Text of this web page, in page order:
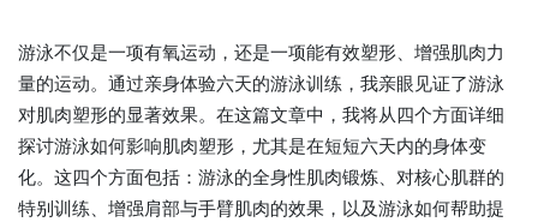
游泳不仅是一项有氧运动，还是一项能有效塑形、增强肌肉力
量的运动。通过亲身体验六天的游泳训练，我亲眼见证了游泳
对肌肉塑形的显著效果。在这篇文章中，我将从四个方面详细
探讨游泳如何影响肌肉塑形，尤其是在短短六天内的身体变
化。这四个方面包括：游泳的全身性肌肉锻炼、对核心肌群的
特别训练、增强肩部与手臂肌肉的效果，以及游泳如何帮助提